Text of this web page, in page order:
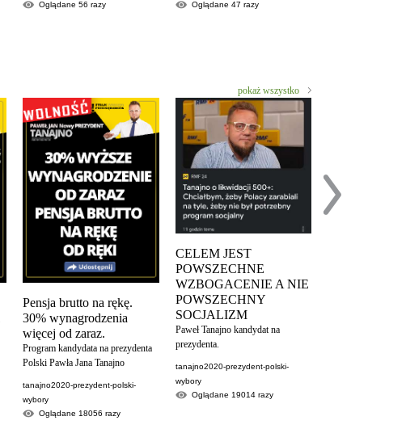
Oglądane 56razy
Oglądane 47 razy
pokaż wszystko
Pensja brutto na rękę.
30% wynagrodzenia
więcej od zaraz.
Program kandydata na prezydenta
Polski Pawła Jana Tanajno
tanajno2020-prezydent-polski-
wybory
Oglądane 18056razy
CELEM JEST
POWSZECHNE
WZBOGACENIE A NIE
POWSZECHNY
SOCJALIZM
Paweł Tanajno kandydat na
prezydenta.
tanajno2020-prezydent-polski-
wybory
Oglądane 19014 razy
PO
WOLNOŚĆ